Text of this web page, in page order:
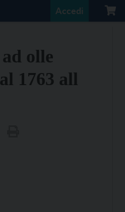
Accedi
olle
1763 all